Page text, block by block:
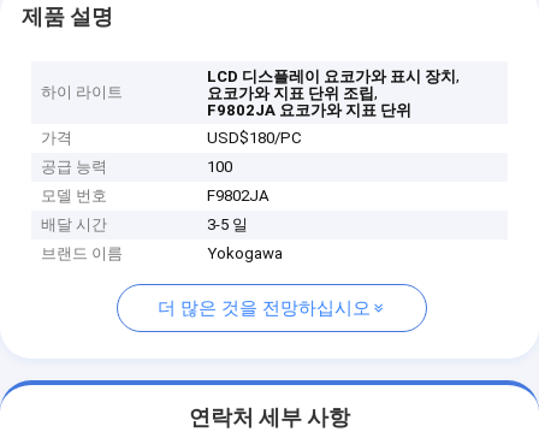
제품 설명
하이 라이트
LCD 디스플레이 요코가와 표시 장치,
요코가와 지표 단위 조립,
F9802JA 요코가와 지표 단위
가격
USD$180/PC
공급 능력
100
모델 번호
F9802JA
배달 시간
3-5 일
브랜드 이름
Yokogawa
더 많은 것을 전망하십시오
연락처 세부 사항